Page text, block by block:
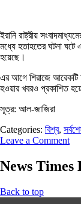
ইরানি রাষ্ট্রীয়
মধ্যে হতাহতের ঘটনা ঘটে
হয়েছে।
এর আগে শিরাজে আরেকটি
হওয়ার খবরও প্রকাশিত
সূত্র: আল-জাজিরা
Categories: বিশ্ব,
Leave a Comment
News Times
Back to top